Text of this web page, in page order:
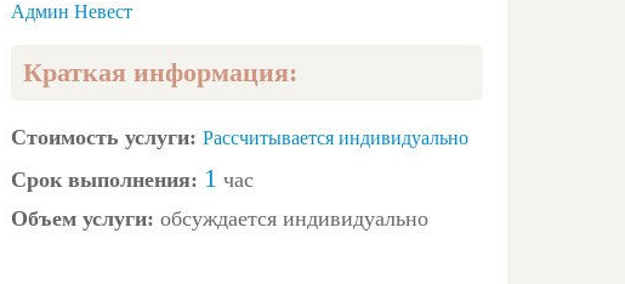
Админ Невест
Краткая информация:
Стоимость услуги: Рассчитывается индивидуально
Срок выполнения: 1 час
Объем услуги: обсуждается индивидуально